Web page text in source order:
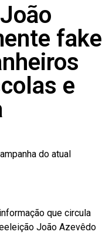
fake
e
do atual
que circula
João Azevêdo